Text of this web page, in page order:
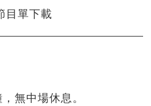
目單下載
無中場休息。